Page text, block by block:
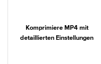
Komprimiere MP4 mit
detaillierten Einstellungen